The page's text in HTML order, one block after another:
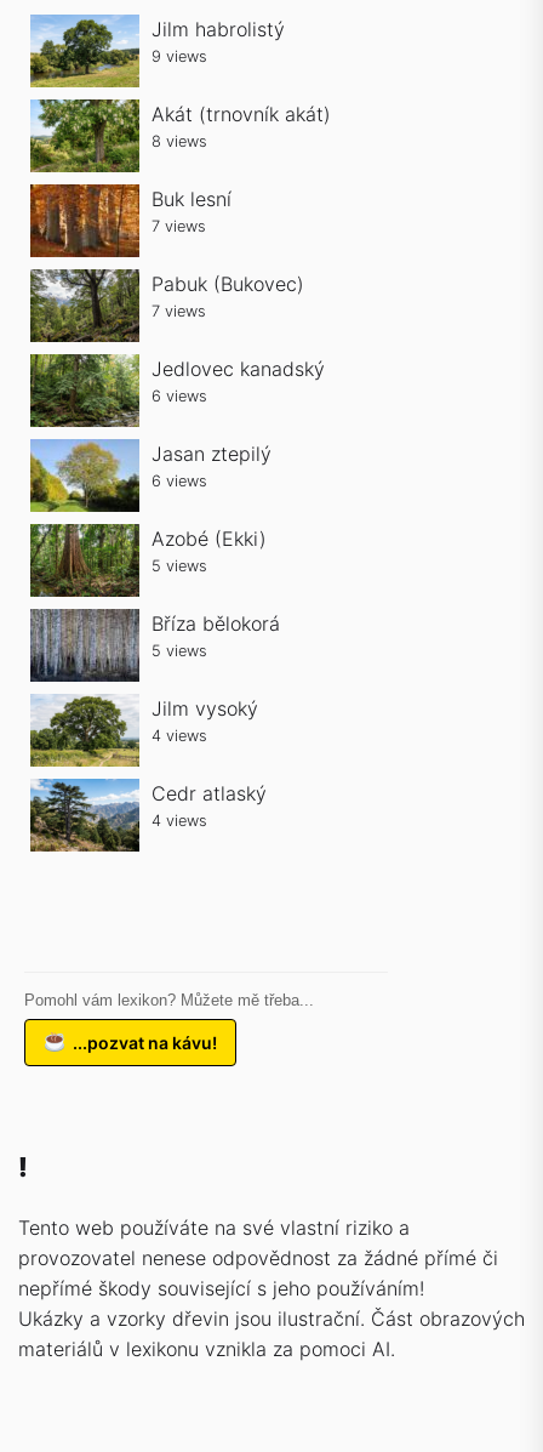
Jilm habrolistý
9 views
Akát (trnovník akát)
8 views
Buk lesní
7 views
Pabuk (Bukovec)
7 views
Jedlovec kanadský
6 views
Jasan ztepilý
6 views
Azobé (Ekki)
5 views
Bříza bělokorá
5 views
Jilm vysoký
4 views
Cedr atlaský
4 views
Pomohl vám lexikon? Můžete mě třeba...
...pozvat na kávu!
!
Tento web používáte na své vlastní riziko a
provozovatel nenese odpovědnost za žádné přímé či
nepřímé škody související s jeho používáním!
Ukázky a vzorky dřevin jsou ilustrační. Část obrazových
materiálů v lexikonu vznikla za pomoci AI.